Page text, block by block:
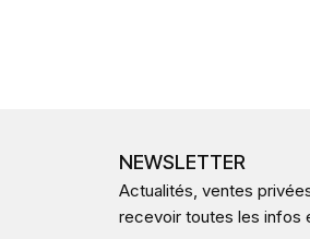
NEWSLETTER
Actualités, ventes
recevoir toutes les infos